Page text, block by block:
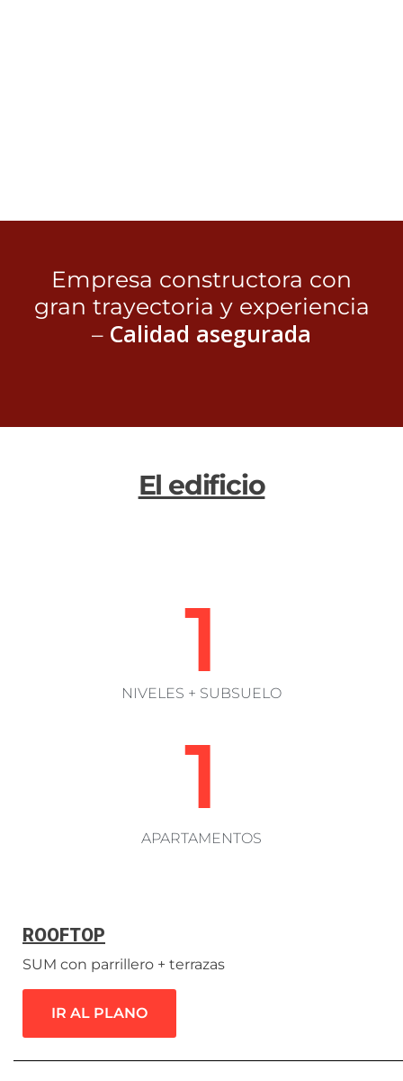
Empresa constructora con
gran trayectoria y experiencia
– Calidad asegurada
El edificio
NIVELES + SUBSUELO
1
APARTAMENTOS
1
ROOFTOP
SUM con parrillero + terrazas
IR AL PLANO